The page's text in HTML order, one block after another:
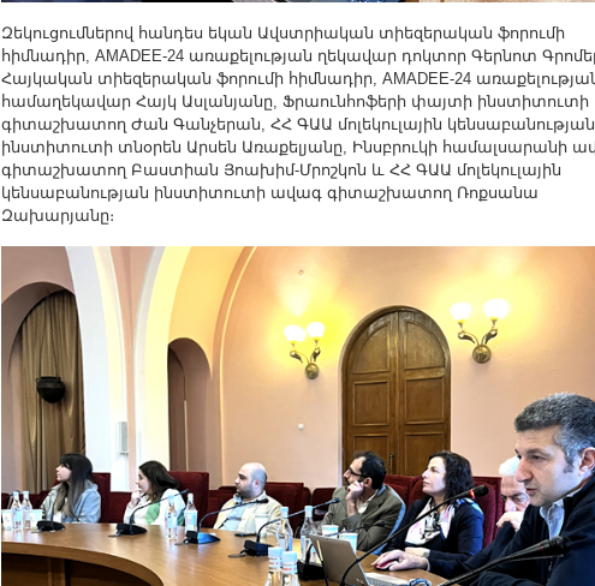
Զեկուցումներով հանդես եկան Ավստրիական տիեզերական ֆորումի
հիմնադիր, AMADEE-24 առաքելության ղեկավար դոկտոր Գերնոտ
Հայկական տիեզերական ֆորումի հիմնադիր, AMADEE-24
համաղեկավար Հայկ Ասլանյանը, Ֆրաունհոֆերի փայտի
գիտաշխատող Ժան Գանչերան, ՀՀ ԳԱԱ մոլեկուլային կենսաբանության
ինստիտուտի տնօրեն Արսեն Առաքելյանը, Ինսբրուկի համալսարանի
գիտաշխատող Բաստիան Յոախիմ-Մրոշկոն և ՀՀ ԳԱԱ մոլեկուլային
կենսաբանության ինստիտուտի ավագ գիտաշխատող Ռոքսանա
Զախարյանը։